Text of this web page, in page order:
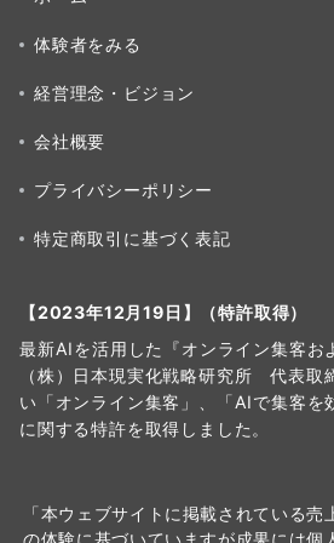
体験者をみる
経営理念・ビジョン
会社概要
プライバシーポリシー
特定商取引に基づく表記
【2023年12月19日】（特許取得）
最新AIを活用した『オンライン集客お
（株）日本現実化戦略研究所 代表取
い「オンライン集客」、「AIで集客を
に関する特許を取得しました。
「本ウェブサイトに掲載されている
の体験に基づいていますが成果には個